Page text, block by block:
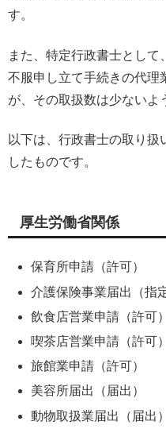
す。
また、特定行政書士とし
不服申し立て手続きの代理
が、その取扱数は少ないよ
以下は、行政書士の取り
したものです。
厚生労働省関係
保育所申請（許可）
介護保険事業届出（指
飲食店営業申請（許可）
喫茶店営業申請（許可）
旅館業申請（許可）
美容所届出（届出）
動物取扱業届出（届出）